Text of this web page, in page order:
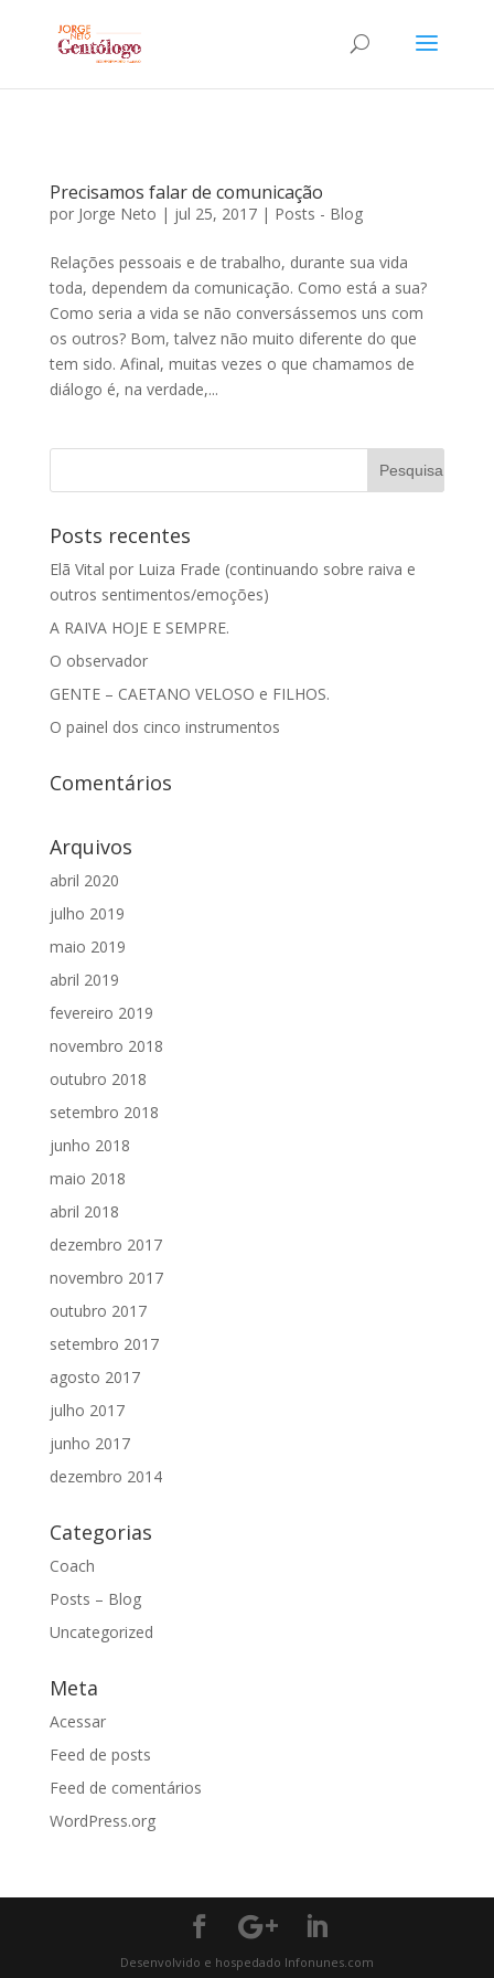
Precisamos falar de comunicação
por Jorge Neto | jul 25, 2017| Posts - Blog
Relações pessoais e de trabalho, durante sua vida
toda, dependem da comunicação. Como está a sua?
Como seria a vida se não conversássemos uns com
os outros? Bom, talvez não muito diferente do que
tem sido. Afinal, muitas vezes o que chamamos de
diálogo é, na verdade,...
Posts recentes
Elã Vital por Luiza Frade (continuando sobre raiva e
outros sentimentos/emoções)
A RAIVA HOJE E SEMPRE.
O observador
GENTE – CAETANO VELOSO e FILHOS.
O painel dos cinco instrumentos
Comentários
Arquivos
abril 2020
julho 2019
maio 2019
abril 2019
fevereiro 2019
novembro 2018
outubro 2018
setembro 2018
junho 2018
maio 2018
abril 2018
dezembro 2017
novembro 2017
outubro 2017
setembro 2017
agosto 2017
julho 2017
junho 2017
dezembro 2014
Categorias
Coach
Posts – Blog
Uncategorized
Meta
Acessar
Feed de posts
Feed de comentários
WordPress.org
Desenvolvido e hospedado Infonunes.com